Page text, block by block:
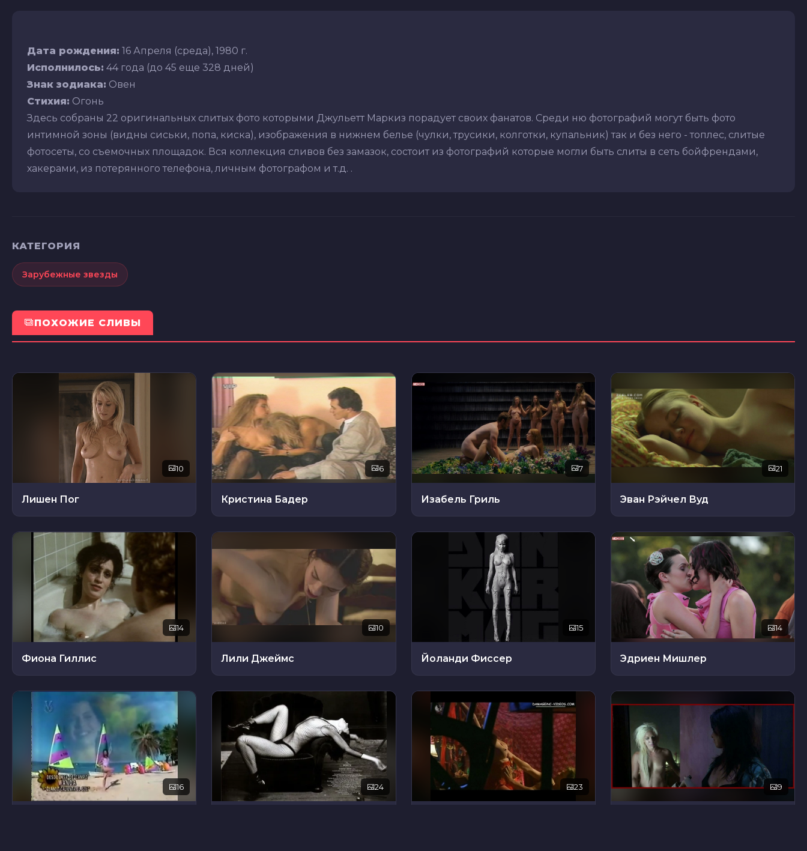
Дата рождения: 16 Апреля (среда), 1980 г.
Исполнилось: 44 года (до 45 еще 328 дней)
Знак зодиака: Овен
Стихия: Огонь
Здесь собраны 22 оригинальных слитых фото которыми Джульетт Маркиз порадует своих фанатов. Среди ню фотографий могут быть фото
интимной зоны (видны сиськи, попа, киска), изображения в нижнем белье (чулки, трусики, колготки, купальник) так и без него - топлес, слитые
фотосеты, со съемочных площадок. Вся коллекция сливов без замазок, состоит из фотографий которые могли быть слиты в сеть бойфрендами,
хакерами, из потерянного телефона, личным фотографом и т.д. .
КАТЕГОРИЯ
Зарубежные звезды
ПОХОЖИЕ СЛИВЫ
10
Лишен Пог
6
Кристина Бадер
7
Изабель Гриль
21
Эван Рэйчел Вуд
14
Фиона Гиллис
10
Лили Джеймс
15
Йоланди Фиссер
14
Эдриен Мишлер
16 24 23 9